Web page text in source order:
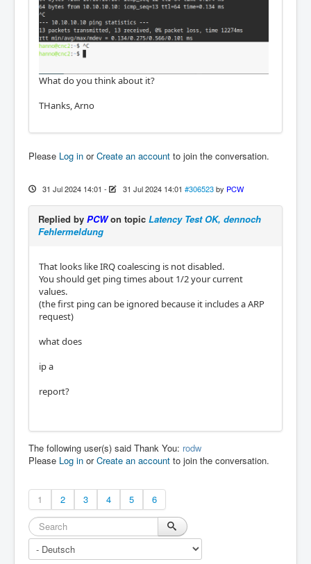
What do you think about it?
THanks, Arno
Please Log in orCreate an account to join the conversation.
31 Jul 2024 14:01 - 31 Jul 2024 14:01 #306523 by PCW
Replied by PCWon topic Latency Test OK, dennoch
Fehlermeldung
That looks like IRQ coalescing is not disabled.
You should get ping times about 1/2 your current
values.
(the first ping can be ignored because it includes a ARP
request)
what does
ip a
report?
The following user(s) said Thank You: rodw
Please Log in orCreate an account to join the conversation.
1 2 3 4 5 6